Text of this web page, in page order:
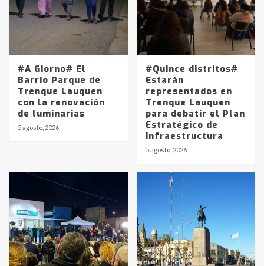
#A Giorno# El
Barrio Parque de
Trenque Lauquen
con la renovación
de luminarias
5 agosto, 2026
#Quince distritos#
Estarán
representados en
Trenque Lauquen
para debatir el Plan
Estratégico de
Infraestructura
5 agosto, 2026